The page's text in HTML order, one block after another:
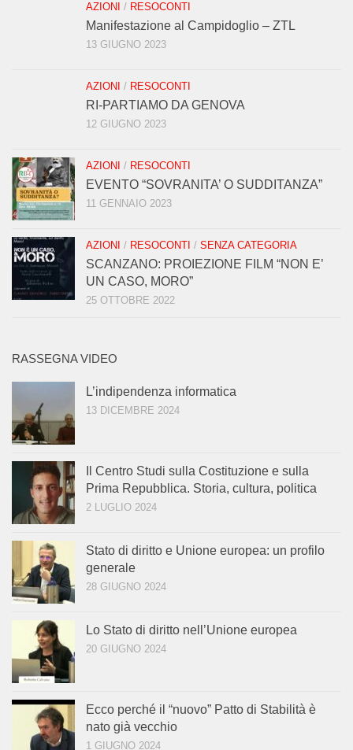
AZIONI / RESOCONTI
Manifestazione al Campidoglio – ZTL
13 GIUGNO 2023
AZIONI / RESOCONTI
RI-PARTIAMO DA GENOVA
12 GIUGNO 2023
AZIONI / RESOCONTI
EVENTO “SOVRANITA’ O SUDDITANZA”
11 GENNAIO 2023
AZIONI / RESOCONTI / SENZA CATEGORIA
SCANZANO: PROIEZIONE FILM “NON E’
UN CASO, MORO”
25 OTTOBRE 2022
RASSEGNA VIDEO
L’indipendenza informatica
13 DICEMBRE 2024
Il Centro Studi sulla Costituzione e sulla
Prima Repubblica. Storia, cultura, politica
2 LUGLIO 2024
Stato di diritto e Unione europea: un profilo
generale
28 GIUGNO 2024
Lo Stato di diritto nell’Unione europea
20 GIUGNO 2024
Ecco perché il “nuovo” Patto di Stabilità è
nato già vecchio
1 GIUGNO 2024